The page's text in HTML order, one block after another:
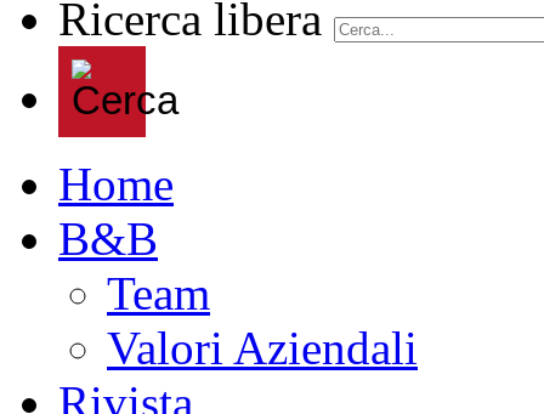
Ricerca libera
Home
B&B
Team
Valori Aziendali
Rivista